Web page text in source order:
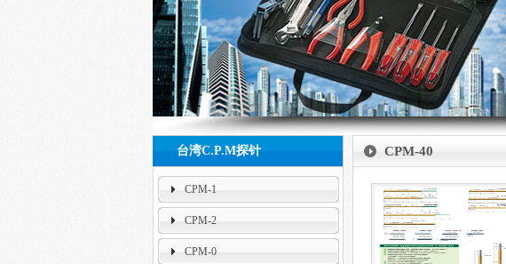
null
台湾C.P.M探针
CPM-1
CPM-2
CPM-0
CPM-40